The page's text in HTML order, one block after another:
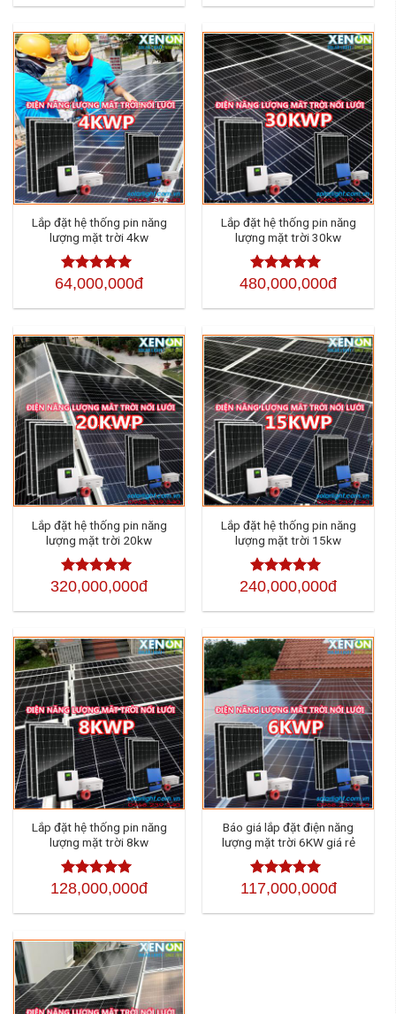
sao
sao
Lắp đặt hệ thống pin năng
lượng mặt trời 4kw
Được xếp
5 sao
64,000,000đ
Lắp đặt hệ thống pin năng
lượng mặt trời 30kw
Được xếp
sao
480,000,000đ
Lắp đặt hệ thống pin năng
lượng mặt trời 20kw
Được xếp
sao
320,000,000đ
Lắp đặt hệ thống pin năng
lượng mặt trời 15kw
Được xếp
sao
240,000,000đ
Lắp đặt hệ thống pin năng
lượng mặt trời 8kw
Được xếp
sao
128,000,000đ
Báo giá lắp đặt điện năng
lượng mặt trời 6KW giá rẻ
Được xếp
5 sao
117,000,000đ